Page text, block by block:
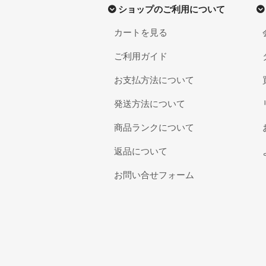
ショップのご利用について
カートを見る
ご利用ガイド
お支払方法について
発送方法について
商品ランクについて
返品について
お問い合せフォーム